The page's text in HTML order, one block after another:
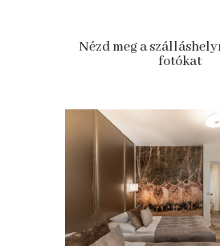
Nézd meg a
fotókat